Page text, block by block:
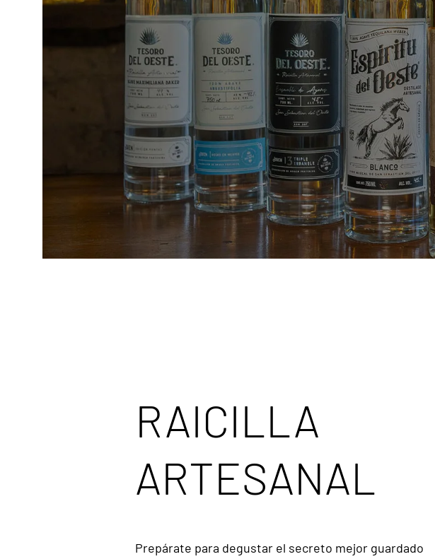
RAICILLA
ARTESANAL
Prepárate para degustar el secreto mejor guardado